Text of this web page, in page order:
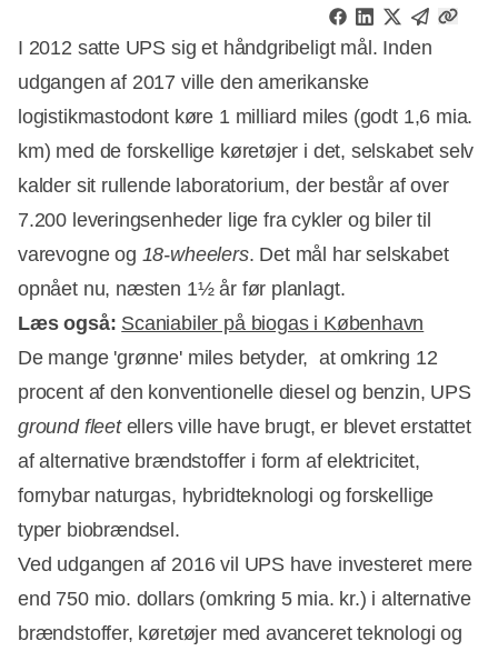
I 2012 satte UPS sig et håndgribeligt mål. Inden
udgangen af 2017 ville den amerikanske
logistikmastodont køre 1 milliard miles (godt 1,6 mia.
km) med de forskellige køretøjer i det, selskabet selv
kalder sit rullende laboratorium, der består af over
7.200 leveringsenheder lige fra cykler og biler til
varevogne og 18-wheelers. Det mål har selskabet
opnået nu, næsten 1½ år før planlagt.
Læs også: Scaniabiler på biogas i København
De mange 'grønne' miles betyder, at omkring 12
procent af den konventionelle diesel og benzin, UPS
ground fleetellers ville have brugt, er blevet erstattet
af alternative brændstoffer i form af elektricitet,
fornybar naturgas, hybridteknologi og forskellige
typer biobrændsel.
Ved udgangen af 2016 vil UPS have investeret mere
end 750 mio. dollars (omkring 5 mia. kr.) i alternative
brændstoffer, køretøjer med avanceret teknologi og